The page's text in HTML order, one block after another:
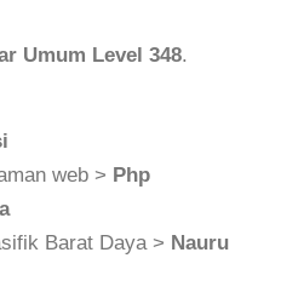
Umum Level 348.
web > Php
Barat Daya > Nauru